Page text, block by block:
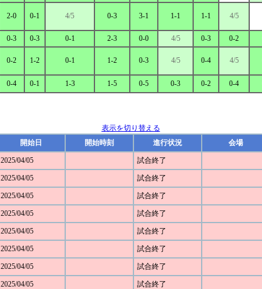
2-0 0-1 4/5 0-3 3-1 1-1 1-1 4/5
0-3 0-3 0-1 2-3 0-0 4/5 0-3 0-2
0-2 1-2 0-1 1-2 0-3 4/5 0-4 4/5
0-4 0-1 1-3 1-5 0-5 0-3 0-2 0-4
表示を切り替える
開始日 開始時刻 進行状況 会場
2025/04/05 試合終了
2025/04/05 試合終了
2025/04/05 試合終了
2025/04/05 試合終了
2025/04/05 試合終了
2025/04/05 試合終了
2025/04/05 試合終了
2025/04/05 試合終了